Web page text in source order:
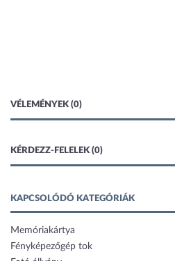
VÉLEMÉNYEK (0)
KÉRDEZZ-FELELEK (0)
KAPCSOLÓDÓ KATEGÓRIÁK
Memóriakártya
Fényképezőgép tok